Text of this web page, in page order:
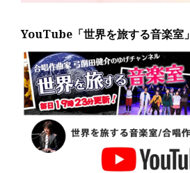
YouTube「世界を旅する音楽室」